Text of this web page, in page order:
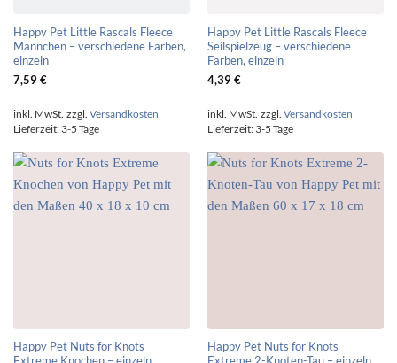
Happy Pet Little Rascals Fleece
Männchen – verschiedene Farben,
einzeln
7,59€
inkl. MwSt. zzgl. Versandkosten
Lieferzeit: 3-5 Tage
Happy Pet Little Rascals Fleece
Seilspielzeug – verschiedene
Farben, einzeln
4,39€
inkl. MwSt. zzgl. Versandkosten
Lieferzeit: 3-5 Tage
Happy Pet Nuts for Knots
Happy Pet Nuts for Knots